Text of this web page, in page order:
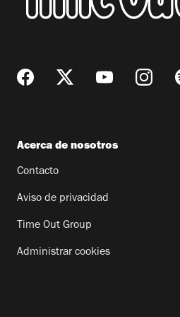
Acerca de nosotros
Contacto
Aviso de privacidad
Time Out Group
Administrar cookies